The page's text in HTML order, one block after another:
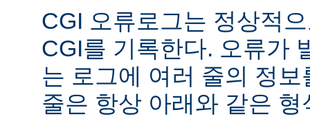
CGI 오류로그는 정상적
CGI를 기록한다. 오류가
는 로그에 여러 줄의 정
줄은 항상 아래와 같은 형